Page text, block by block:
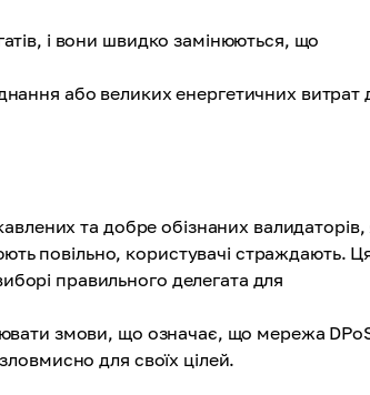
і вони швидко замінюються, що
або великих енергетичних витрат
та добре обізнаних валидаторів,
повільно, користувачі страждають.
правильного делегата для
змови, що означає, що мережа
для своїх цілей.